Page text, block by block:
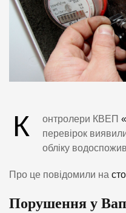
К онтролери КВЕП
перевірок
обліку
Про це повідомили на
Порушення у